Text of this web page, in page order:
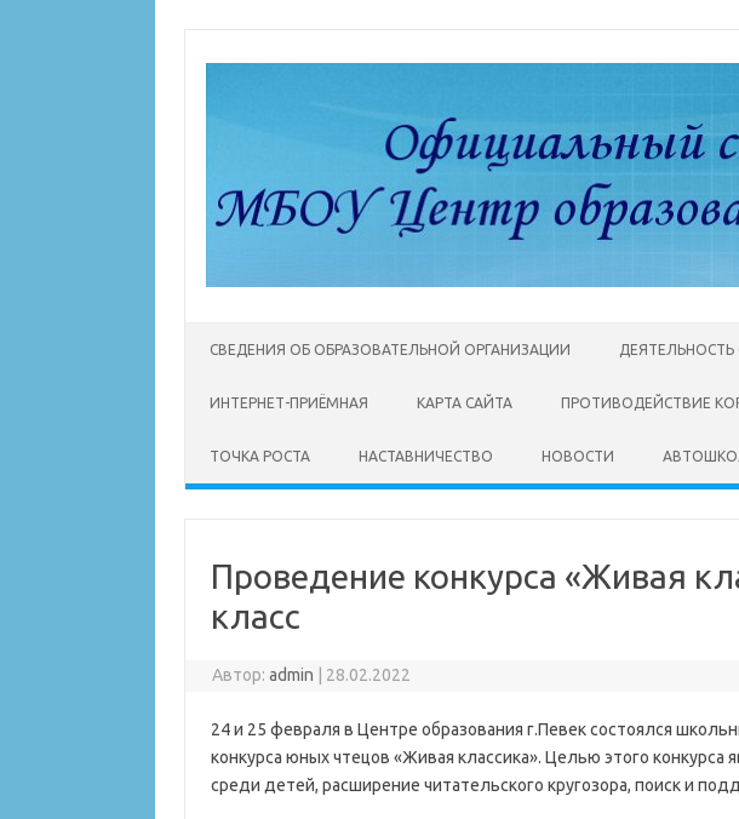
СВЕДЕНИЯ ОБ ОБРАЗОВАТЕЛЬНОЙ ОРГАНИЗАЦИИ
ИНТЕРНЕТ-ПРИЁМНАЯ КАРТА САЙТА ПРОТИВОДЕЙСТВИЕ
ТОЧКА РОСТА НАСТАВНИЧЕСТВО НОВОСТИ
Проведение конкурса «Живая
класс
Автор:admin 28.02.2022
24 и 25 февраля в Центре образования г.Певек состоялся
конкурса юных чтецов «Живая классика». Целью этого конкурса
среди детей, расширение читательского кругозора, поиск и